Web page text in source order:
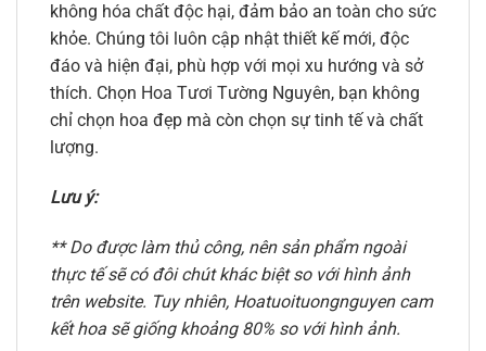
không hóa chất độc hại, đảm bảo an toàn cho sức
khỏe. Chúng tôi luôn cập nhật thiết kế mới, độc
đáo và hiện đại, phù hợp với mọi xu hướng và sở
thích. Chọn Hoa Tươi Tường Nguyên, bạn không
chỉ chọn hoa đẹp mà còn chọn sự tinh tế và chất
lượng.
Lưu ý:
** Do được làm thủ công, nên sản phẩm ngoài
thực tế sẽ có đôi chút khác biệt so với hình ảnh
trên website. Tuy nhiên, Hoatuoituongnguyen cam
kết hoa sẽ giống khoảng 80% so với hình ảnh.